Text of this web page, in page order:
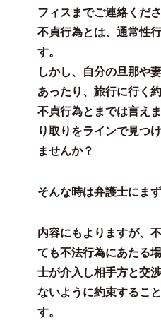
フィスまでご連絡くださ
不貞行為とは、通常性
す。
しかし、自分の旦那や
あったり、旅行に行く
不貞行為とまでは言え
り取りをラインで見つ
ませんか？
そんな時は弁護士にま
内容にもよりますが、
ても不法行為にあたる
士が介入し相手方と交
ないように約束するこ
す。